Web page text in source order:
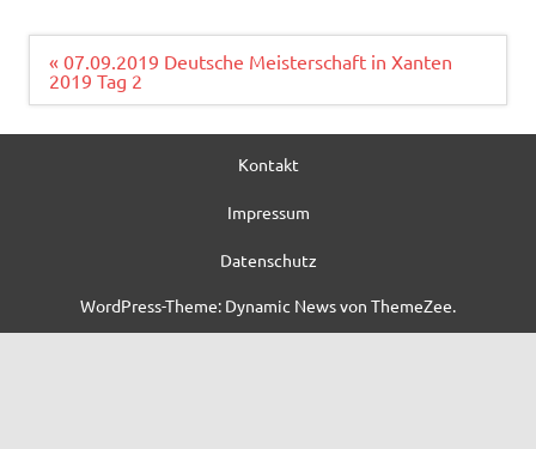
Beitragsnavigation
« 07.09.2019 Deutsche Meisterschaft in Xanten
2019 Tag 2
Kontakt
Impressum
Datenschutz
WordPress-Theme: Dynamic News von ThemeZee.